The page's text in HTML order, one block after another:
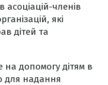
асоціацій-членів
які
дітей та
на допомогу дітям в
для надання